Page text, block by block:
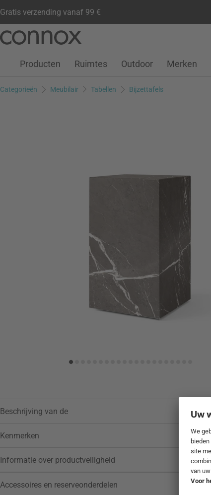
Gratis verzending vanaf 99 €
pagina-
zoeken
Klantenaccount
Verlanglijstje
Warenkorb
Producten Ruimtes Outdoor Merken
Categorieën Meubilair Tabellen Bijzettafels
aan verlanglijstje
Beschrijving van de
Kenmerken
Informatie over productveiligheid
Accessoires en reserveonderdelen